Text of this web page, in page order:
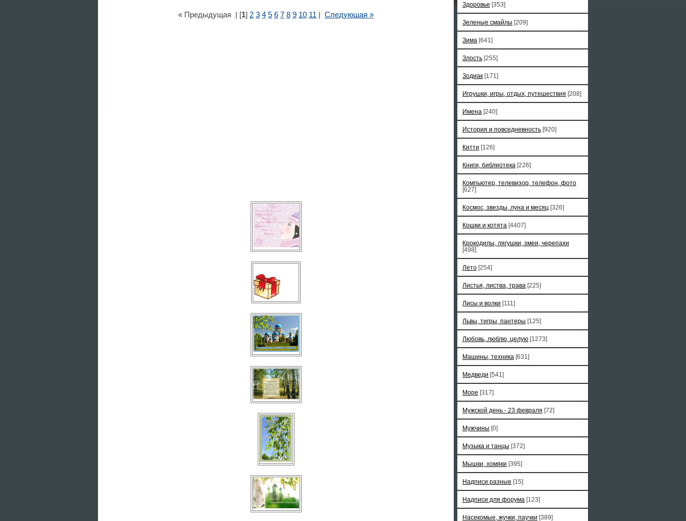
« Предыдущая | [1] 2 3 4 5 6 7 8 9 10 11 Следующая »
Здоровье [353]
Зеленые смайлы [209]
Зима [641]
Злость [255]
Зодиак [171]
Игрушки, игры, отдых, путешествия [208]
Имена [240]
История и повседневность [920]
Китти [126]
Книги, библиотека [226]
Компьютер, телевизор, телефон, фото
[627]
Космос, звезды, луна и месяц [326]
Кошки и котята [4407]
Крокодилы, лягушки, змеи, черепахи
[498]
Лето [254]
Листья, листва, трава [225]
Лисы и волки [111]
Львы, тигры, пантеры [125]
Любовь, люблю, целую [1273]
Машины, техника [631]
Медведи [541]
Море [317]
Мужской день - 23 февраля [72]
Мужчины [0]
Музыка и танцы [372]
Мышки, хомяки [395]
Надписи разные [15]
Надписи для форума [123]
Насекомые, жучки, паучки [389]